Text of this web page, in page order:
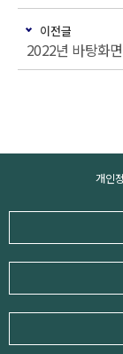
이전글
2022년 바탕화
개인